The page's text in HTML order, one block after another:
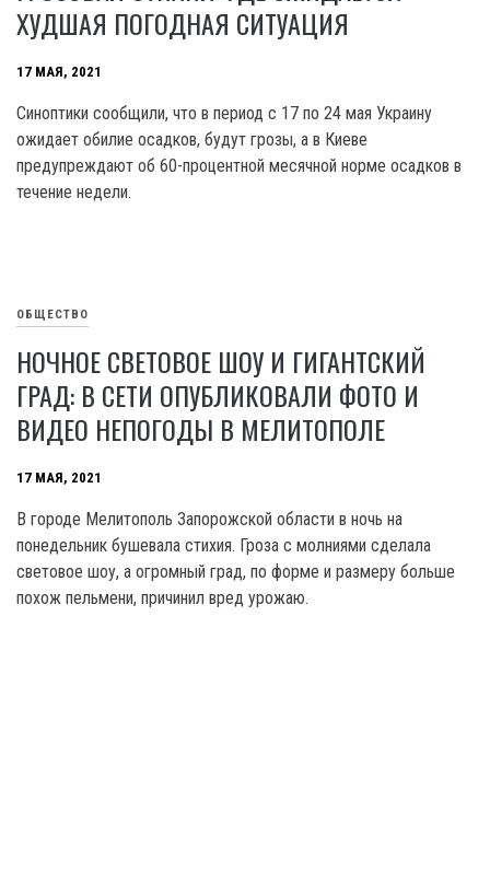
ХУДШАЯ ПОГОДНАЯ СИТУАЦИЯ
17 МАЯ, 2021
Синоптики сообщили, что в период с 17 по 24 мая Украину
ожидает обилие осадков, будут грозы, а в Киеве
предупреждают об 60-процентной месячной норме осадков в
течение недели.
ОБЩЕСТВО
НОЧНОЕ СВЕТОВОЕ ШОУ И ГИГАНТСКИЙ
ГРАД: В СЕТИ ОПУБЛИКОВАЛИ ФОТО И
ВИДЕО НЕПОГОДЫ В МЕЛИТОПОЛЕ
17 МАЯ, 2021
В городе Мелитополь Запорожской области в ночь на
понедельник бушевала стихия. Гроза с молниями сделала
световое шоу, а огромный град, по форме и размеру больше
похож пельмени, причинил вред урожаю.